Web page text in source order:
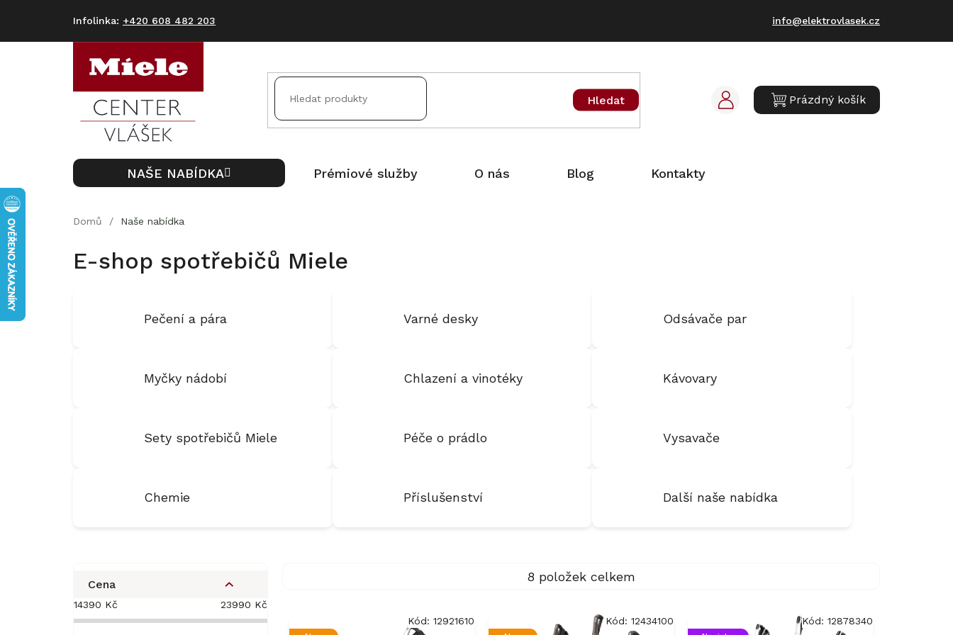
+420 608 482 203 info@elektrovlasek.cz
Hledat
NÁKUPNÍ
Prázdný košík
NAŠE NABÍDKA Prémiové služby O nás Blog Kontakty
Domů / Naše nabídka
E-shop spotřebičů Miele
Pečení a pára Varné desky Odsávače par
Myčky nádobí Chlazení a vinotéky Kávovary
Sety spotřebičů Miele Péče o prádlo Vysavače
Chemie Příslušenství Další naše nabídka
s
t
Cena
14390 Kč 23990 Kč
8 položek celkem
Kód: 12921610 Kód: 12434100 Kód: 12878340